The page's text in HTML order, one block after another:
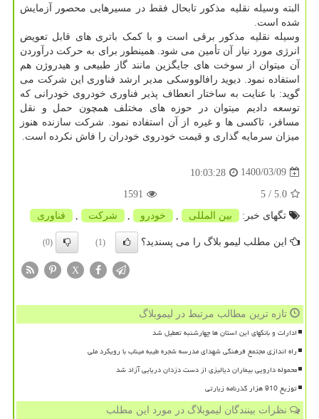
البته وسیله نقلیه مذکور تابحال فقط در مسیرهایی محصور آزمایش
شده است.
وسیله نقلیه مذکور برقی است و با کمک باتری های قابل تعویض
انرژی مورد نیاز آن تأمین می شود. همینطور برای به حرکت درآوردن
آن میتوان از سوخت های جایگزین مانند گاز طبیعی و هیدروژن هم
استفاده نمود. دیوید رافالووسکی مدیر ارشد فناوری این شرکت می
گوید: با عنایت به ساختار انعطاف پذیر فناوری خودروی خودرانی که
توسعه دادیم میتوان در حوزه های مختلف همچون حمل و نقل
مسافر، تاکسی ها و غیره از آن استفاده نمود. شرکت سازنده هنوز
میزان سرمایه گذاری و قیمت خودروی خودران را فاش نکرده است.
1400/03/09
10:03:28
5.0
/ 5
1591
تگهای خبر:
بین المللی خودرو شركت فناوری
این مطلب لیمو بلاگ را می پسندید؟ (1)
(0)
X
تازه ترین مطالب مرتبط در لیموبلاگ
ادارات و بانکهای این استان ها چهارشنبه تعطیل شد
راه اندازی مجتمع فرهنگی شهدای مدرسه شجره طیبه میناب با رویکرد ملی
محموله دارویی بیماران دیالیزی از دست دزدان دریایی آزاد شد
توزیع 910 هزار گذرنامه زیارتی
نظرات بینندگان لیموبلاگ در مورد این مطلب